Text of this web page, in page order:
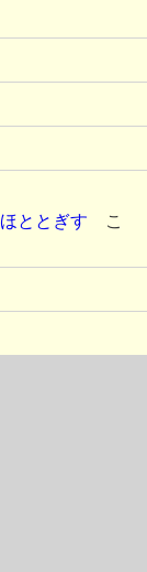
ほととぎす こ